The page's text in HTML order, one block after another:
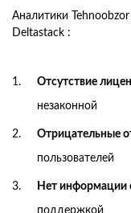
Аналитики
Deltastack :
Отсутствие
незаконной
Отрицательные
пользователей
Нет информации
поддержкой